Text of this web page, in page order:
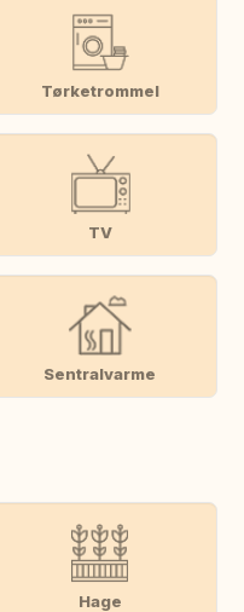
Tørketrommel
TV
Sentralvarme
Hage